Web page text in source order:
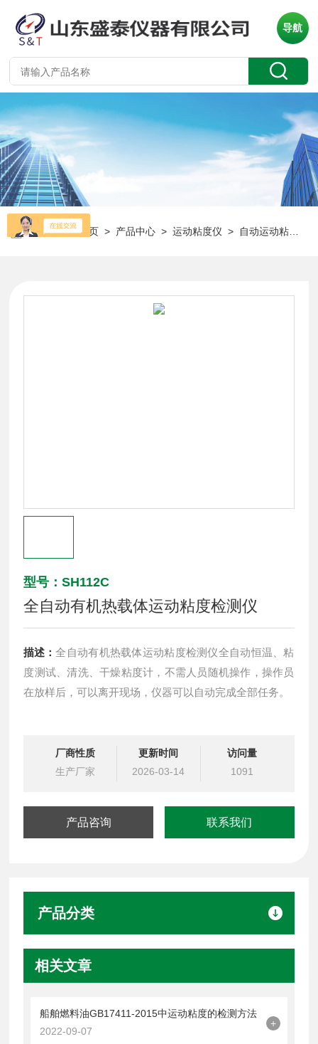
导航
当前位置：首页 > 产品中心 >运动粘度仪 > 自动运动粘度仪
型号：SH112C
全自动有机热载体运动粘度检测仪
描述：全自动有机热载体运动粘度检测仪全自动恒温、粘
度测试、清洗、干燥粘度计，不需人员随机操作，操作员
在放样后，可以离开现场，仪器可以自动完成全部任务。
厂商性质
生产厂家
更新时间
2026-03-14
访问量
1091
产品咨询 联系我们
产品分类
相关文章
船舶燃料油GB17411-2015中运动粘度的检测方法
2022-09-07
+